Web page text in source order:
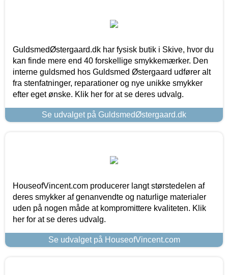
GuldsmedØstergaard.dk har fysisk butik i Skive, hvor du
kan finde mere end 40 forskellige smykkemærker. Den
interne guldsmed hos Guldsmed Østergaard udfører alt
fra stenfatninger, reparationer og nye unikke smykker
efter eget ønske. Klik her for at se deres udvalg.
Se udvalget på GuldsmedØstergaard.dk
HouseofVincent.com producerer langt størstedelen af
deres smykker af genanvendte og naturlige materialer
uden på nogen måde at kompromittere kvaliteten. Klik
her for at se deres udvalg.
Se udvalget på HouseofVincent.com